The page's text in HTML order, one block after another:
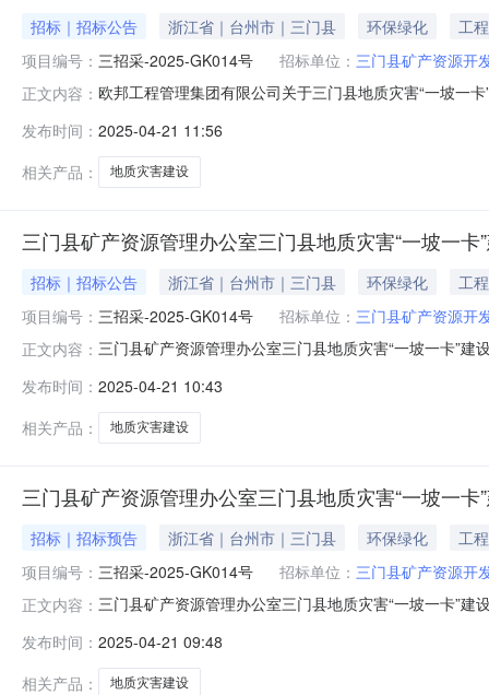
招标｜招标公告 浙江省｜台州市｜三门县 环保绿化
工程
项目编号： 三招采-2025-GK014号 招标单位： 三门县矿产资源开
正文内容： 欧邦工程管理集团有限公司关于三门县地质灾害“一坡一
卡”建设项目预算金额（元）：3870655最高限价（元）
发布时间： 2025-04-21 11:56
相关产品：
地质灾害建设
三门县矿产资源管理办公室三门县地质灾害“一坡一卡
招标｜招标公告 浙江省｜台州市｜三门县 环保绿化
工程
项目编号： 三招采-2025-GK014号 招标单位： 三门县矿产资源开
正文内容： 三门县矿产资源管理办公室三门县地质灾害“一坡一卡”
（元）：3870655最高限价（元）：3870655采购需求
详见
发布时间： 2025-04-21 10:43
相关产品：
地质灾害建设
三门县矿产资源管理办公室三门县地质灾害“一坡一卡
招标｜招标预告 浙江省｜台州市｜三门县 环保绿化
工程
项目编号： 三招采-2025-GK014号 招标单位： 三门县矿产资源开
正文内容： 三门县矿产资源管理办公室三门县地质灾害“一坡一卡”
（元）：3870655最高限价（元）：3870655采购需求
见采
发布时间： 2025-04-21 09:48
相关产品：
地质灾害建设